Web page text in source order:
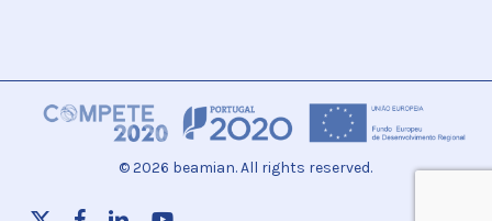
© 2026 beamian. All rights reserved.